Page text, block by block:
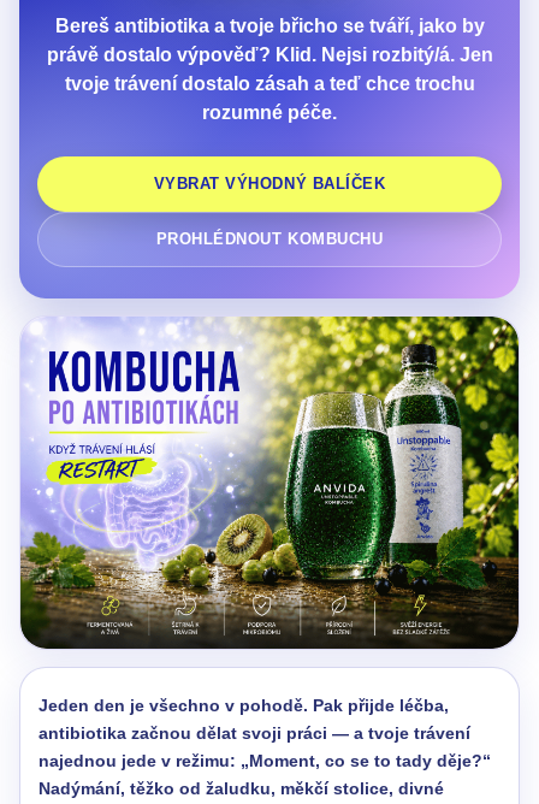
Bereš antibiotika a tvoje břicho se tváří, jako by
právě dostalo výpověď? Klid. Nejsi rozbitý/á. Jen
tvoje trávení dostalo zásah a teď chce trochu
rozumné péče.
VYBRAT VÝHODNÝ BALÍČEK
PROHLÉDNOUT KOMBUCHU
Jeden den je všechno v pohodě. Pak přijde léčba,
antibiotika začnou dělat svoji práci — a tvoje trávení
najednou jede v režimu: „Moment, co se to tady děje?“
Nadýmání, těžko od žaludku, měkčí stolice, divné